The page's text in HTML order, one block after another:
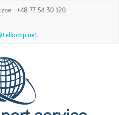
: +48 77 54 30 120